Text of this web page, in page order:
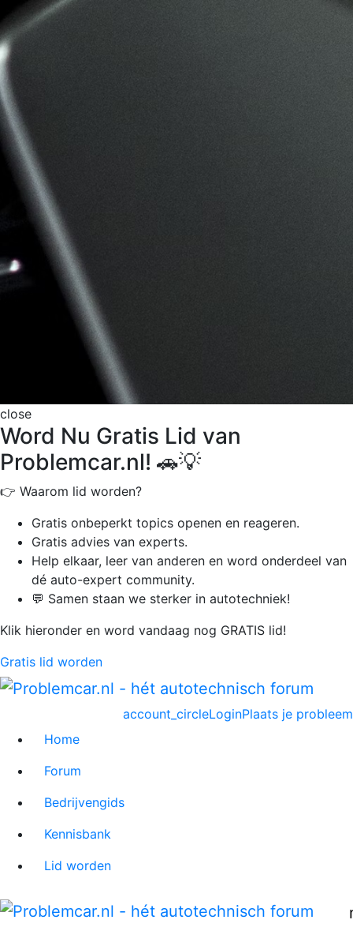
close
Word Nu Gratis Lid van
Problemcar.nl! 🚗💡
👉 Waarom lid worden?
Gratis onbeperkt topics openen en reageren.
Gratis advies van experts.
Help elkaar, leer van anderen en word onderdeel van
dé auto-expert community.
💬 Samen staan we sterker in autotechniek!
Klik hieronder en word vandaag nog GRATIS lid!
Gratis lid worden
Plaats je probleem
account_circleLogin
Home
Forum
Bedrijvengids
Kennisbank
Lid worden